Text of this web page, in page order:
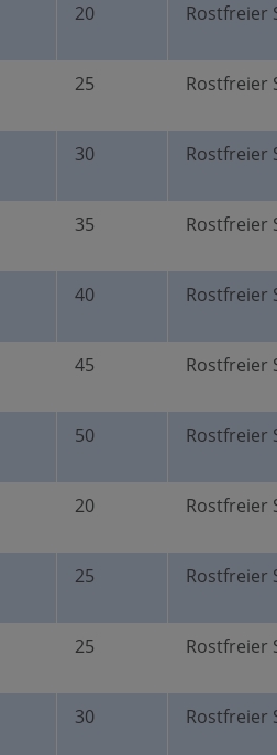
20 Rostfreier
25 Rostfreier
30 Rostfreier
35 Rostfreier
40 Rostfreier
45 Rostfreier
50 Rostfreier
20 Rostfreier
25 Rostfreier
25 Rostfreier
30 Rostfreier